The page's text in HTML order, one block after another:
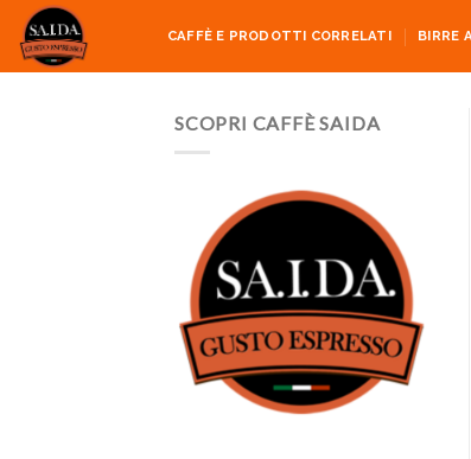
Skip
content
CAFFÈ E PRODOTTI CORRELATI BIRRE
SCOPRI CAFFÈ SAIDA